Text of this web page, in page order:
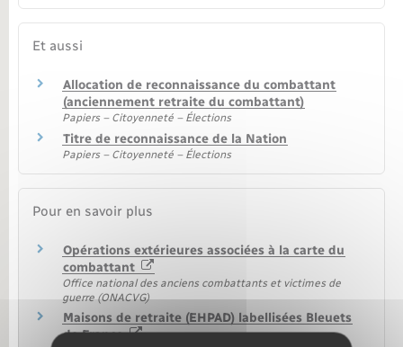
Transports
Voirie et espace public
Et aussi
Allocation de reconnaissance du combattant
(anciennement retraite du combattant)
Papiers – Citoyenneté – Élections
Titre de reconnaissance de la Nation
Papiers – Citoyenneté – Élections
Pour en savoir plus
Opérations extérieures associées à la carte du
combattant
Office national des anciens combattants et victimes de
guerre (ONACVG)
Maisons de retraite (EHPAD) labellisées Bleuets
de France